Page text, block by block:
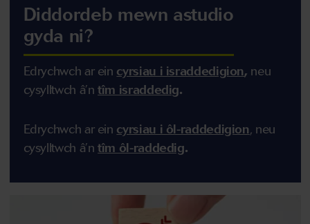
Diddordeb mewn astudio
gyda ni?
Edrychwch ar ein cyrsiau i israddedigion, neu
cysylltwch â’n tîm israddedig.
Edrychwch ar ein cyrsiau i ôl-raddedigion, neu
cysylltwch â’n tîm ôl-raddedig.